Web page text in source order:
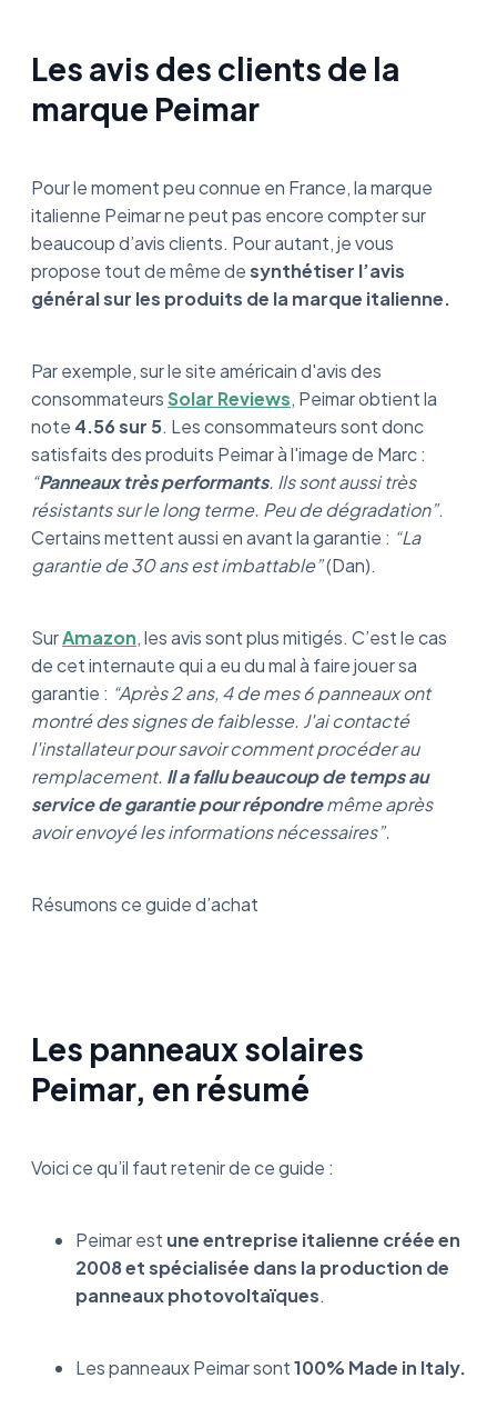
Les avis des clients de la
marque Peimar
Pour le moment peu connue en France, la marque
italienne Peimar ne peut pas encore compter sur
beaucoup d’avis clients. Pour autant, je vous
propose tout de même desynthétiser l’avis
général sur les produits de la marque italienne.
Par exemple, sur le site américain d'avis des
consommateursSolar Reviews, Peimar obtient la
note 4.56 sur 5. Les consommateurs sont donc
satisfaits des produits Peimar à l'image de Marc :
“Panneaux très performants. Ils sont aussi très
résistants sur le long terme. Peu de dégradation”.
Certains mettent aussi en avant la garantie : “La
garantie de 30 ans est imbattable”(Dan).
SurAmazon, les avis sont plus mitigés. C’est le cas
de cet internaute qui a eu du mal à faire jouer sa
garantie : “Après 2 ans, 4 de mes 6 panneaux ont
montré des signes de faiblesse. J'ai contacté
l'installateur pour savoir comment procéder au
remplacement. Il a fallu beaucoup de temps au
service de garantie pour répondremême après
avoir envoyé les informations nécessaires”.
Résumons ce guide d’achat
Les panneaux solaires
Peimar, en résumé
Voici ce qu’il faut retenir de ce guide :
Peimar est une entreprise italienne créée en
2008 et spécialisée dans la production de
panneaux photovoltaïques.
Les panneaux Peimar sont100% Made in Italy.